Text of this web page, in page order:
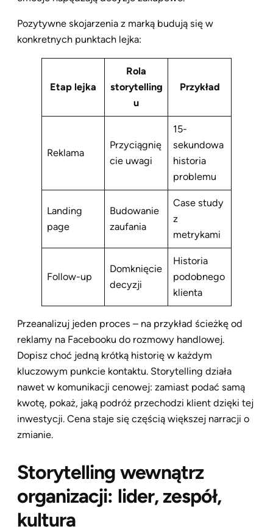
Pozytywne skojarzenia z marką budują się w
konkretnych punktach lejka:
Etap lejka
Rola
storytelling
u
Przykład
Reklama
Przyciągnię
cie uwagi
15-
sekundowa
historia
problemu
Landing
page
Budowanie
zaufania
Case study
z
metrykami
Follow-up
Domknięcie
decyzji
Historia
podobnego
klienta
Przeanalizuj jeden proces – na przykład ścieżkę od
reklamy na Facebooku do rozmowy handlowej.
Dopisz choć jedną krótką historię w każdym
kluczowym punkcie kontaktu. Storytelling działa
nawet w komunikacji cenowej: zamiast podać samą
kwotę, pokaż, jaką podróż przechodzi klient dzięki tej
inwestycji. Cena staje się częścią większej narracji o
zmianie.
Storytelling wewnątrz
organizacji: lider, zespół,
kultura